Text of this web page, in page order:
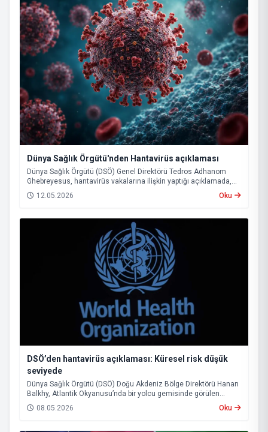
Dünya Sağlık Örgütü'nden Hantavirüs açıklaması
Dünya Sağlık Örgütü (DSÖ) Genel Direktörü Tedros Adhanom
Ghebreyesus, hantavirüs vakalarına ilişkin yaptığı açıklamada,
mevcut tablonun küresel çapta büyük bir salgının başlangıcına
işaret etmediğini belirtti. Ghebreyesus, buna rağmen virüsün
vakaların görülebileceği uyarısında bulundu.
12.05.2026 Oku
DSÖ’den hantavirüs açıklaması: Küresel risk düşük
seviyede
Dünya Sağlık Örgütü (DSÖ) Doğu Akdeniz Bölge Direktörü Hanan
Balkhy, Atlantik Okyanusu’nda bir yolcu gemisinde görülen
hantavirüs vakalarına ilişkin açıklamada bulundu.
08.05.2026 Oku